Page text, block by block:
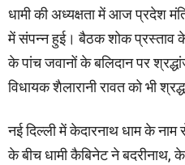
धामी की अध्यक्षता में आज प्रदेश
में संपन्न हुई। बैठक शोक प्रस्ताव
के पांच जवानों के बलिदान पर
विधायक शैलारानी रावत को भी
नई दिल्ली में केदारनाथ धाम के
के बीच धामी कैबिनेट ने बदरीनाथ,